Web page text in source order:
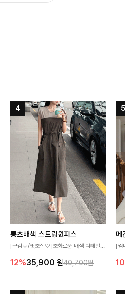
롱츠배색 스트링원피스
[구김↓/핏조절🤍]조화로운 배색 디테일로
있어 여리여리한 라인을 만들어주고 넉넉한
12%35,900 원40,700원
메
[썸
세